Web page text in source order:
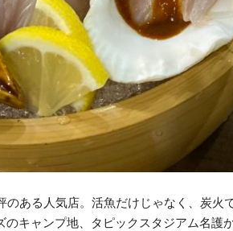
ある人気店。活魚だけじゃなく、炭火
キャンプ地、タピックスタジアム名護